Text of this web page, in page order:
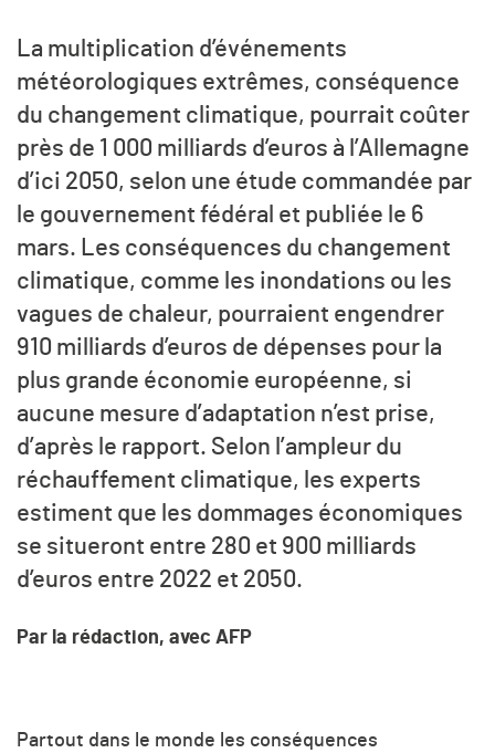
La multiplication d’événements
météorologiques extrêmes, conséquence
du changement climatique, pourrait coûter
près de 1 000 milliards d’euros à l’Allemagne
d’ici 2050, selon une étude commandée par
le gouvernement fédéral et publiée le 6
mars. Les conséquences du changement
climatique, comme les inondations ou les
vagues de chaleur, pourraient engendrer
910 milliards d’euros de dépenses pour la
plus grande économie européenne, si
aucune mesure d’adaptation n’est prise,
d’après le rapport. Selon l’ampleur du
réchauffement climatique, les experts
estiment que les dommages économiques
se situeront entre 280 et 900 milliards
d’euros entre 2022 et 2050.
Par la rédaction, avec AFP
Partout dans le monde les conséquences